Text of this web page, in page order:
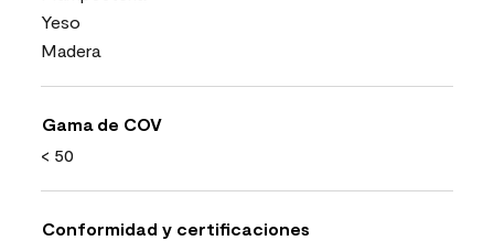
Yeso
Madera
Gama de COV
< 50
Conformidad y certificaciones